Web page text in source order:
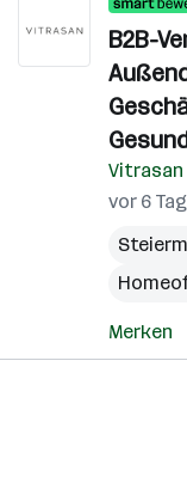
B2B-
Vitrasan
vor 6
Merken